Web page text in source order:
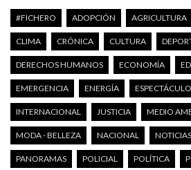
#FICHERO ADOPCIÓN AGRICULTURA
CLIMA CRÓNICA CULTURA
DERECHOS HUMANOS ECONOMÍA
EMERGENCIA ENERGÍA
INTERNACIONAL JUSTICIA MEDIO
MODA - BELLEZA NACIONAL NOTICIAS
PANORAMAS POLICIAL POLÍTICA